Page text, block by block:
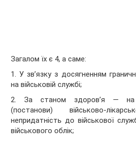
Загалом їх є 4, а саме:
1. У зв’язку з досягненням
на військовій службі;
2. За станом здоров’я — на
(постанови) військово-
непридатність до військової
військового облік;